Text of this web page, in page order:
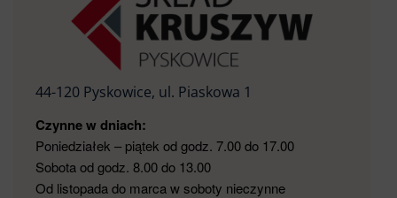
44-120 Pyskowice, ul. Piaskowa 1
Czynne w dniach:
Poniedziałek – piątek od godz. 7.00 do 17.00
Sobota od godz. 8.00 do 13.00
Od listopada do marca w soboty nieczynne